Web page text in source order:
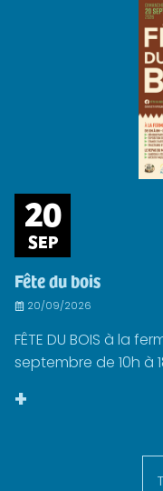
20
SEP
Fête du bois
20/09/2026
FÊTE DU BOIS à la
septembre de 10h à
+